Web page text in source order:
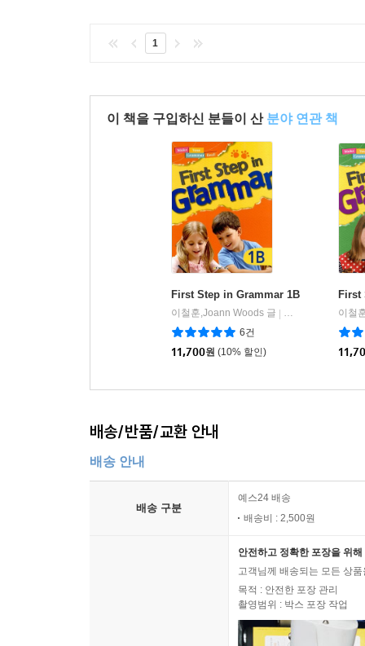
1
이 책을 구입하신 분들이 산 분야 연관 책
First Step in Grammar 1B
이철훈,Joann Woods 글
클루앤키
6건
11,700원 (10% 할인)
First
이철
배송/반품/교환 안내
배송 안내
배송 구분
예스24 배송
배송비 : 2,500원
안전하고 정확한 포장을 위
고객님께 배송되는 모든 상
목적 : 안전한 포장 관리
촬영범위 : 박스 포장 작업